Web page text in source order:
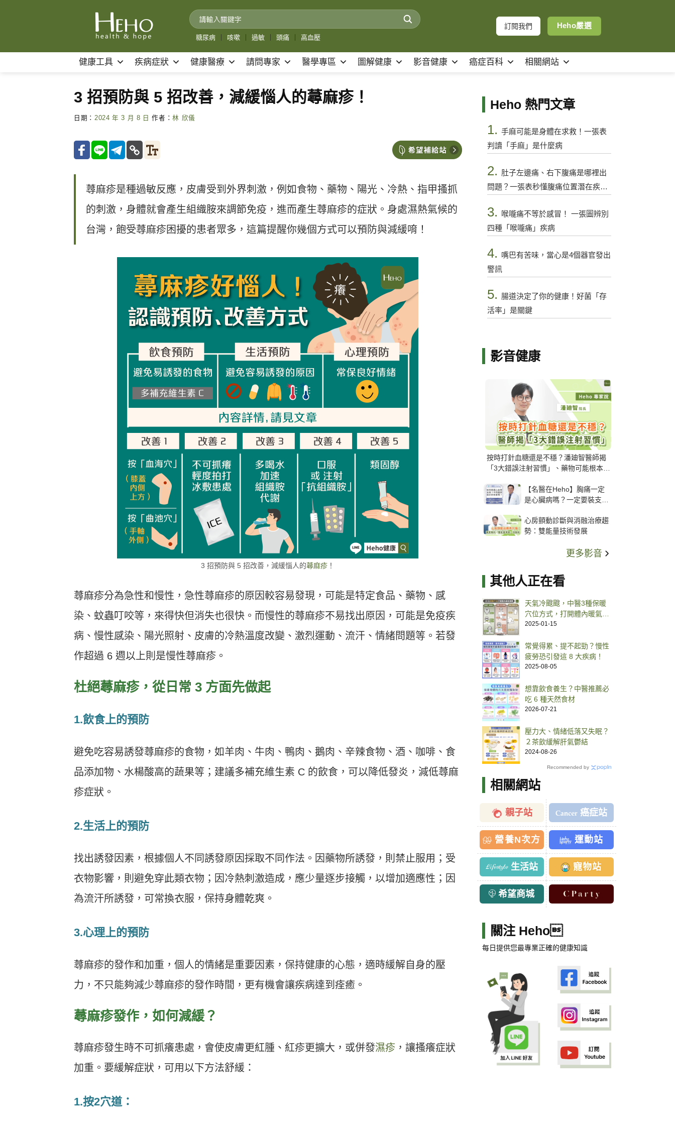
糖尿病 咳嗽 過敏 頭痛 高血壓
訂閱我們 Heho嚴選
健康工具 疾病症狀 健康醫療 請問專家 醫學專區 圖解健康 影音健康 癌症百科 相關網站
3 招預防與 5 招改善，減緩惱人的蕁麻疹！
日期： 2024 年 3 月 8 日 作者：林 欣儀
蕁麻疹是種過敏反應，皮膚受到外界刺激，例如食物、藥物、陽光、冷熱、指甲搔抓
的刺激，身體就會產生組織胺來調節免疫，進而產生蕁麻疹的症狀。身處濕熱氣候的
台灣，飽受蕁麻疹困擾的患者眾多，這篇提醒你幾個方式可以預防與減緩唷！
3 招預防與 5 招改善，減緩惱人的蕁麻疹 ！
蕁麻疹分為急性和慢性，急性蕁麻疹的原因較容易發現，可能是特定食品、藥物、感
染、蚊蟲叮咬等，來得快但消失也很快。而慢性的蕁麻疹不易找出原因，可能是免疫疾
病、慢性感染、陽光照射、皮膚的冷熱溫度改變、激烈運動、流汗、情緒問題等。若發
作超過 6 週以上則是慢性蕁麻疹。
杜絕蕁麻疹，從日常 3 方面先做起
1.飲食上的預防
避免吃容易誘發蕁麻疹的食物，如羊肉、牛肉、鴨肉、鵝肉、辛辣食物、酒、咖啡、食
品添加物、水楊酸高的蔬果等；建議多補充維生素 C 的飲食，可以降低發炎，減低蕁麻
疹症狀。
2.生活上的預防
找出誘發因素，根據個人不同誘發原因採取不同作法。因藥物所誘發，則禁止服用；受
衣物影響，則避免穿此類衣物；因冷熱刺激造成，應少量逐步接觸，以增加適應性；因
為流汗所誘發，可常換衣服，保持身體乾爽。
3.心理上的預防
蕁麻疹的發作和加重，個人的情緒是重要因素，保持健康的心態，適時緩解自身的壓
力，不只能夠減少蕁麻疹的發作時間，更有機會讓疾病達到痊癒。
蕁麻疹發作，如何減緩？
蕁麻疹發生時不可抓癢患處，會使皮膚更紅腫、紅疹更擴大，或併發濕疹 ，讓搔癢症狀
加重。要緩解症狀，可用以下方法舒緩：
1.按2穴道：
Heho 熱門文章
1. 手麻可能是身體在求救！一張表
判讀「手麻」是什麼病
2. 肚子左邊痛、右下腹痛是哪裡出
問題？一張表秒懂腹痛位置潛在疾病
3.
喉嚨痛不等於感冒！ 一張圖辨別
四種「喉嚨痛」疾病
4. 嘴巴有苦味，當心是4個器官發出
警訊
5. 腸道決定了你的健康！好菌「存
活率」是關鍵
影音健康
按時打針血糖還是不穩？潘廸智醫師揭
「3大錯誤注射習慣」、藥物可能根本沒
【名醫在Heho】胸痛一定
是心臟病嗎？一定要裝支
解析支架種類、風險與選擇
關鍵
心房顫動診斷與消融治療趨
勢：雙能量技術發展
更多影音
其他人正在看
天氣冷颼颼，中醫3種保暖
穴位方式，打開體內暖氣開
關！
2025-01-15
常覺得累、提不起勁？慢性
疲勞恐引發這 8 大疾病！
2025-08-05
想靠飲食養生？中醫推薦必
吃 6 種天然食材
2026-07-21
壓力大、情緒低落又失眠？
２茶飲緩解肝氣鬱結
2024-08-26
Recommended by
相關網站
親子站 癌症站
營養N次方 運動站
生活站 寵物站
希望商城
關注 Heho
每日提供您最專業正確的健康知識